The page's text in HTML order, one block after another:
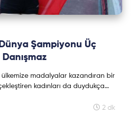
Dünya Şampiyonu Üç
Danışmaz
ülkemize madalyalar kazandıran bir
kadınları da duydukça
göstermek, daha çok
duymasını isterim. Altın
2 dk